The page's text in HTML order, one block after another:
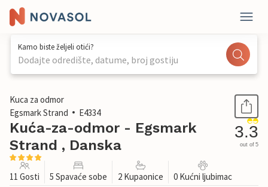
Kamo biste željeli otići?
Dodajte odredište, datume, broj gostiju
1 / 35
Kuca za odmor
Egsmark Strand
E4334
Kuća-za-odmor - Egsmark
Strand , Danska
3.3
out of 5
11 Gosti 5 Spavaće sobe 2 Kupaonice 0 Kućni ljubimac